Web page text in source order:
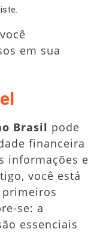
em sua
Brasil pode
financeira
informações e
você está
se: a
essenciais